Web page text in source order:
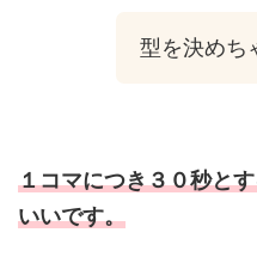
型を決めち
１コマにつき３０秒と
いいです。